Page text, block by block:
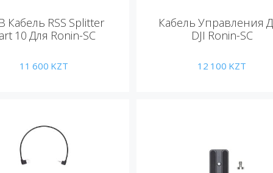
Кабель RSS Splitter
10 Для Ronin-SC
11 600 KZT
Кабель Управления
DJI Ronin-SC
12 100 KZT